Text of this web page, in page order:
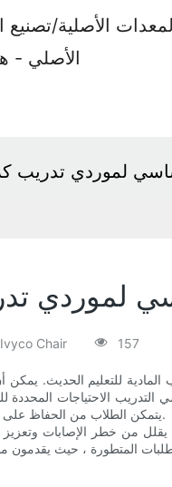
الأصلي -
لموردي تدريب
لموردي
Ivyco Chair 157
المادية للتعليم الحديث.
الاحتياجات المحددة
يتمكن الطلاب من الحفاظ على وضع جيد وتعزيز مشاركتهم.
من خطر الإصابات وتعزيز